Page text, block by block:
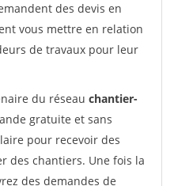
des devis en
vous mettre en relation
de travaux pour leur
du réseau chantier-
gratuite et sans
pour recevoir des
des chantiers. Une fois la
des demandes de